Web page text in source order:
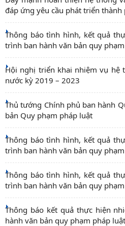
đáp ứng yêu cầu phát triển thành
Thông báo tình hình, kết quả
trình ban hành văn bản quy
Hội nghị triển khai nhiệm vụ hệ
nước kỳ 2019 – 2023
Thủ tướng Chính phủ ban hành
bản Quy phạm pháp luật
Thông báo tình hình, kết quả
trình ban hành văn bản quy
Thông báo tình hình, kết quả
trình ban hành văn bản quy
Thông báo kết quả thực hiện
hành văn bản quy phạm pháp